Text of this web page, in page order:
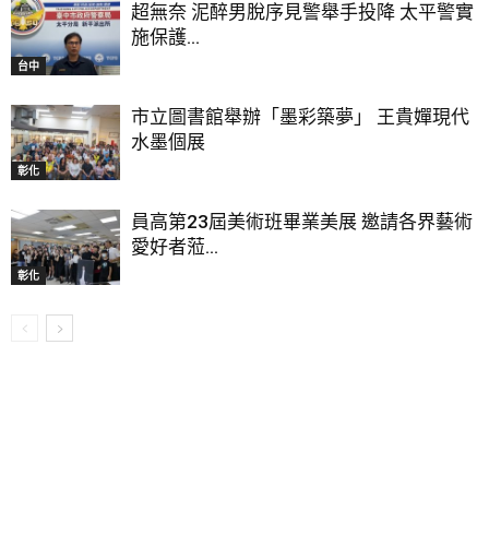
台中
超無奈 泥醉男脫序見警舉手投降 太平警實
施保護...
彰化
市立圖書館舉辦「墨彩築夢」 王貴嬋現代
水墨個展
彰化
員高第23屆美術班畢業美展 邀請各界藝術
愛好者蒞...